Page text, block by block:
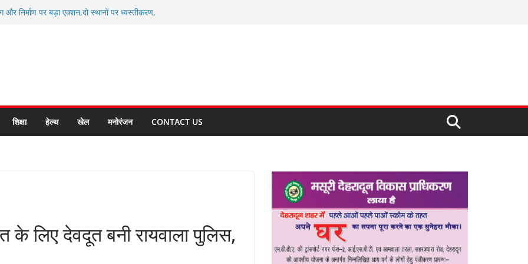
और निर्माण पर बड़ा एक्शन,दो स्थानों पर ध्वस्तीकरण,
टू ग्लोबल’ के संकल्प को आगे बढ़ा रही उत्तराखंड
के पदक विजेताओं और प्रशिक्षकों को
क्रीड़ा विश्वविद्यालय गौलापार के निर्माण कार्यों की
शिक्षा हेल्थ खेल मनोरंजन CONTACT US
लिए देवदूत बनी रायवाला पुलिस,